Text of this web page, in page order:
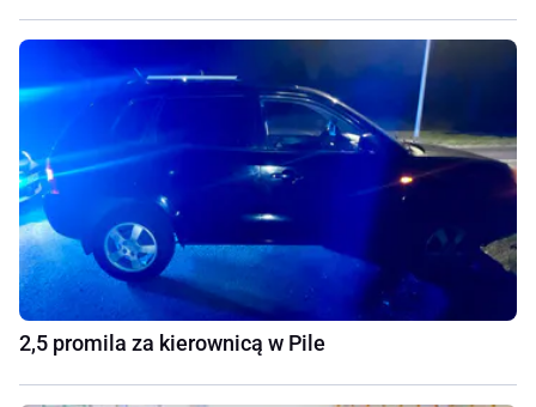
2,5 promila za kierownicą w Pile